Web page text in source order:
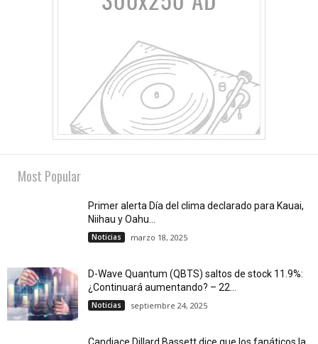
Most Popular
Primer alerta Día del clima declarado para Kauai,
Niihau y Oahu...
Noticias marzo 18, 2025
D-Wave Quantum (QBTS) saltos de stock 11.9%:
¿Continuará aumentando? – 22...
Noticias septiembre 24, 2025
Candiace Dillard Bassett dice que los fanáticos la